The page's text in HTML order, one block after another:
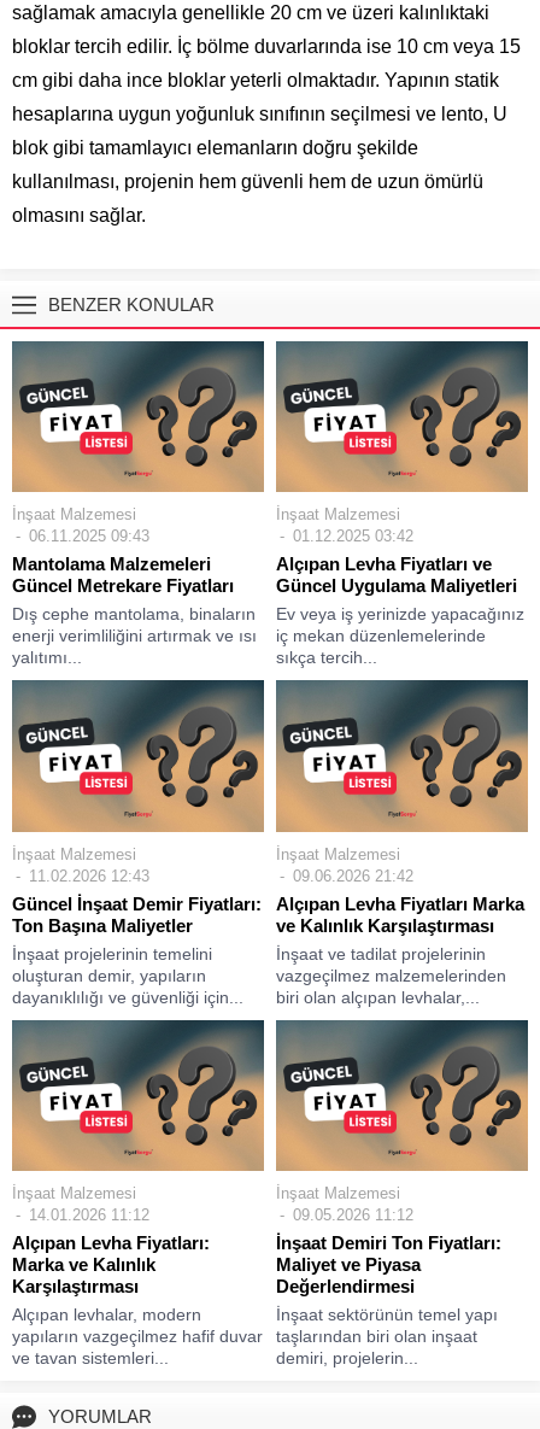
sağlamak amacıyla genellikle 20 cm ve üzeri kalınlıktaki
bloklar tercih edilir. İç bölme duvarlarında ise 10 cm veya 15
cm gibi daha ince bloklar yeterli olmaktadır. Yapının statik
hesaplarına uygun yoğunluk sınıfının seçilmesi ve lento, U
blok gibi tamamlayıcı elemanların doğru şekilde
kullanılması, projenin hem güvenli hem de uzun ömürlü
olmasını sağlar.
BENZER KONULAR
İnşaat Malzemesi
06.11.2025 09:43
Mantolama Malzemeleri
Güncel Metrekare Fiyatları
Dış cephe mantolama, binaların
enerji verimliliğini artırmak ve ısı
yalıtımı...
İnşaat Malzemesi
01.12.2025 03:42
Alçıpan Levha Fiyatları ve
Güncel Uygulama Maliyetleri
Ev veya iş yerinizde yapacağınız
iç mekan düzenlemelerinde
sıkça tercih...
İnşaat Malzemesi
11.02.2026 12:43
Güncel İnşaat Demir Fiyatları:
Ton Başına Maliyetler
İnşaat projelerinin temelini
oluşturan demir, yapıların
dayanıklılığı ve güvenliği için...
İnşaat Malzemesi
09.06.2026 21:42
Alçıpan Levha Fiyatları Marka
ve Kalınlık Karşılaştırması
İnşaat ve tadilat projelerinin
vazgeçilmez malzemelerinden
biri olan alçıpan levhalar,...
İnşaat Malzemesi
14.01.2026 11:12
Alçıpan Levha Fiyatları:
Marka ve Kalınlık
Karşılaştırması
Alçıpan levhalar, modern
yapıların vazgeçilmez hafif duvar
ve tavan sistemleri...
İnşaat Malzemesi
09.05.2026 11:12
İnşaat Demiri Ton Fiyatları:
Maliyet ve Piyasa
Değerlendirmesi
İnşaat sektörünün temel yapı
taşlarından biri olan inşaat
demiri, projelerin...
YORUMLAR